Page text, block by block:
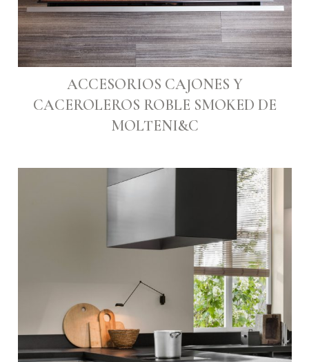
ACCESORIOS CAJONES Y
CACEROLEROS ROBLE SMOKED DE
MOLTENI&C